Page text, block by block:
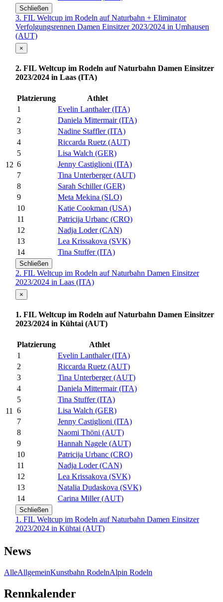
Schließen
3. FIL Weltcup im Rodeln auf Naturbahn + Eliminator
Verfolgungsrennen Damen Einsitzer 2023/2024 in Umhausen
(AUT)
12
×
2. FIL Weltcup im Rodeln auf Naturbahn Damen Einsitzer
2023/2024 in Laas (ITA)
Platzierung
Athlet
1
Evelin Lanthaler (ITA)
2
Daniela Mittermair (ITA)
3
Nadine Staffler (ITA)
4
Riccarda Ruetz (AUT)
5
Lisa Walch (GER)
6
Jenny Castiglioni (ITA)
7
Tina Unterberger (AUT)
8
Sarah Schiller (GER)
9
Meta Mekina (SLO)
10
Katie Cookman (USA)
11
Patricija Urbanc (CRO)
12
Nadja Loder (CAN)
13
Lea Krissakova (SVK)
14
Tina Stuffer (ITA)
Schließen
2. FIL Weltcup im Rodeln auf Naturbahn Damen Einsitzer
2023/2024 in Laas (ITA)
11
×
1. FIL Weltcup im Rodeln auf Naturbahn Damen Einsitzer
2023/2024 in Kühtai (AUT)
Platzierung
Athlet
1
Evelin Lanthaler (ITA)
2
Riccarda Ruetz (AUT)
3
Tina Unterberger (AUT)
4
Daniela Mittermair (ITA)
5
Tina Stuffer (ITA)
6
Lisa Walch (GER)
7
Jenny Castiglioni (ITA)
8
Naomi Thöni (AUT)
9
Hannah Nagele (AUT)
10
Patricija Urbanc (CRO)
11
Nadja Loder (CAN)
12
Lea Krissakova (SVK)
13
Natalia Dudaskova (SVK)
14
Carina Miller (AUT)
Schließen
1. FIL Weltcup im Rodeln auf Naturbahn Damen Einsitzer
2023/2024 in Kühtai (AUT)
News
AlleAllgemeinKunstbahn RodelnAlpin Rodeln
Rennkalender